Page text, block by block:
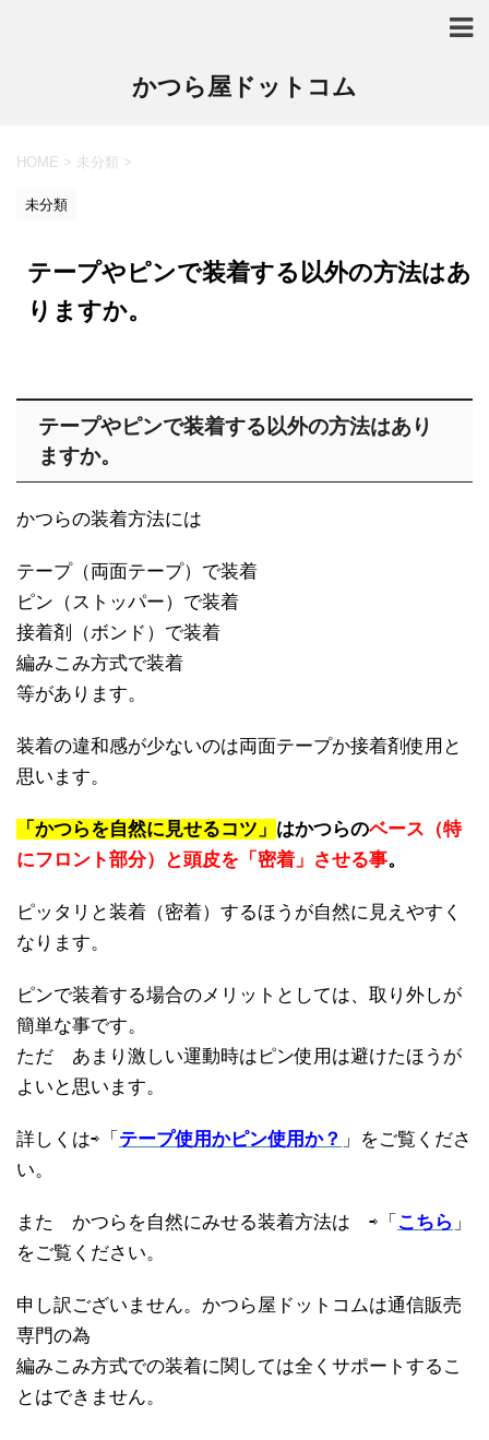
かつら屋ドットコム
HOME > 未分類 >
未分類
テープやピンで装着する以外の方法はあ
りますか。
テープやピンで装着する以外の方法はあり
ますか。
かつらの装着方法には
テープ（両面テープ）で装着
ピン（ストッパー）で装着
接着剤（ボンド）で装着
編みこみ方式で装着
等があります。
装着の違和感が少ないのは両面テープか接着剤使用と
思います。
「かつらを自然に見せるコツ」 はかつらのベース（特
にフロント部分）と頭皮を「密着」させる事。
ピッタリと装着（密着）するほうが自然に見えやすく
なります。
ピンで装着する場合のメリットとしては、取り外しが
簡単な事です。
ただ あまり激しい運動時はピン使用は避けたほうが
よいと思います。
詳しくは⇨「 テープ使用かピン使用か？ 」をご覧くださ
い。
また かつらを自然にみせる装着方法は ⇨「 こちら 」
をご覧ください。
申し訳ございません。かつら屋ドットコムは通信販売
専門の為
編みこみ方式での装着に関しては全くサポートするこ
とはできません。